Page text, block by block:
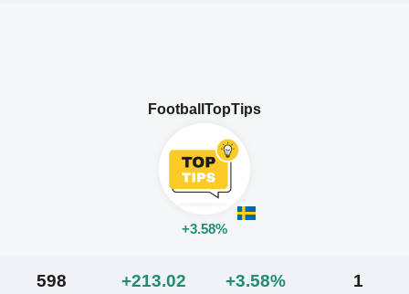
FootballTopTips
+3.58%
598 +213.02 +3.58% 1